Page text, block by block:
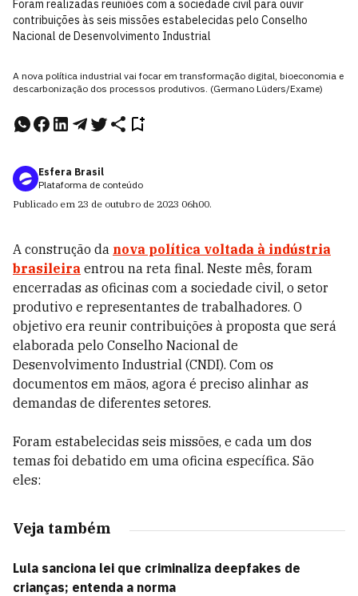
Foram realizadas reuniões com a sociedade civil para ouvir
contribuições às seis missões estabelecidas pelo Conselho
Nacional de Desenvolvimento Industrial
A nova política industrial vai focar em transformação digital, bioeconomia e
descarbonização dos processos produtivos. (Germano Lüders/Exame)
Esfera Brasil
Plataforma de conteúdo
Publicado em 23 de outubro de 2023 06h00.
A construção da nova política voltada à indústria
brasileira entrou na reta final. Neste mês, foram
encerradas as oficinas com a sociedade civil, o setor
produtivo e representantes de trabalhadores. O
objetivo era reunir contribuições à proposta que será
elaborada pelo Conselho Nacional de
Desenvolvimento Industrial (CNDI). Com os
documentos em mãos, agora é preciso alinhar as
demandas de diferentes setores.
Foram estabelecidas seis missões, e cada um dos
temas foi debatido em uma oficina específica. São
eles:
Veja também
Lula sanciona lei que criminaliza deepfakes de
crianças; entenda a norma